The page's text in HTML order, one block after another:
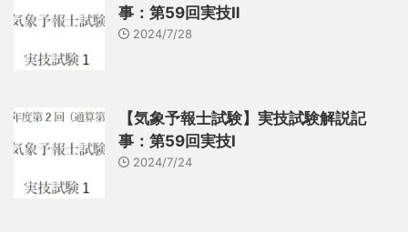
事：第59回実技Ⅱ
2024/7/28
【気象予報士試験】実技試験解説記
事：第59回実技Ⅰ
2024/7/24